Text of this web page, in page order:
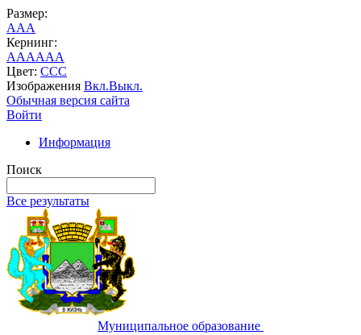
Размер:
AAA
Кернинг:
AAAAAA
Цвет: CCC
Изображения Вкл.Выкл.
Обычная версия сайта
Войти
Информация
Поиск
Все результаты
Муниципальное образование